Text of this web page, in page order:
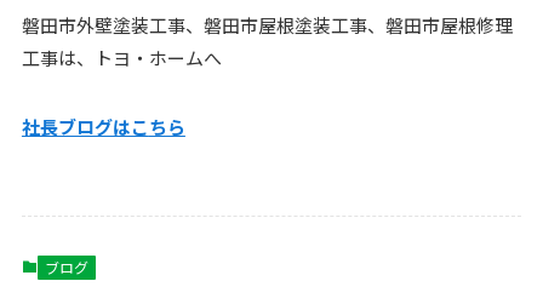
磐田市外壁塗装工事、磐田市屋根塗装工事、磐田市屋根修理
工事は、トヨ・ホームへ
社長ブログはこちら
ブログ